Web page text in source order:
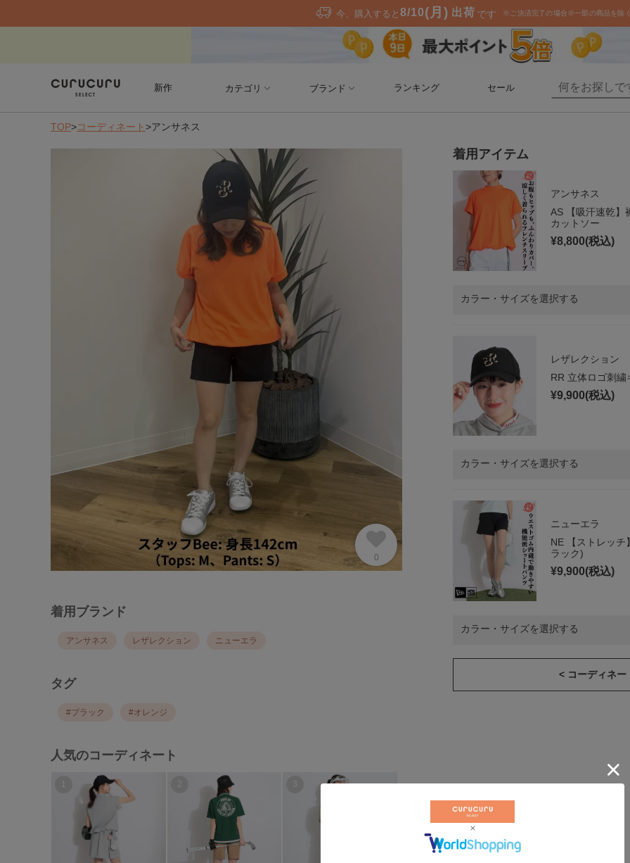
新作 カテゴリ ブランド ランキング セール
TOP>コーディネート>アンサネス
0
着用ブランド
アンサネス レザレクション ニューエラ
タグ
#ブラック #オレンジ
人気のコーディネート
2 3
着用アイテム
アンサネス
AS 【吸汗速乾】
カットソー
¥8,800(税込)
カラー・サイズを選択する
レザレクション
RR 立体ロゴ刺繍
¥9,900(税込)
カラー・サイズを選択する
ニューエラ
NE 【ストレッチ
ラック)
¥9,900(税込)
カラー・サイズを選択する
< コーディネー